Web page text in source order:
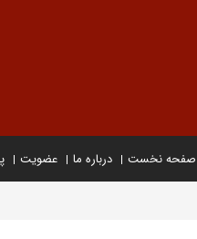
صفحه نخست درباره ما عضویت